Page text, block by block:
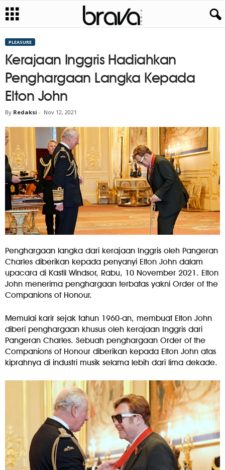
PLEASURE
Kerajaan Inggris Hadiahkan
Penghargaan Langka Kepada
Elton John
By Redaksi - Nov 12, 2021
Penghargaan langka dari kerajaan Inggris oleh Pangeran
Charles diberikan kepada penyanyi Elton John dalam
upacara di Kastil Windsor, Rabu, 10 November 2021. Elton
John menerima penghargaan terbatas yakni Order of the
Companions of Honour.
Memulai karir sejak tahun 1960-an, membuat Elton John
diberi penghargaan khusus oleh kerajaan Inggris dari
Pangeran Charles. Sebuah penghargaan Order of the
Companions of Honour diberikan kepada Elton John atas
kiprahnya di industri musik selama lebih dari lima dekade.